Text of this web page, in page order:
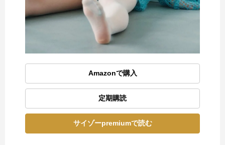
Amazonで購入
定期購読
サイゾーpremiumで読む